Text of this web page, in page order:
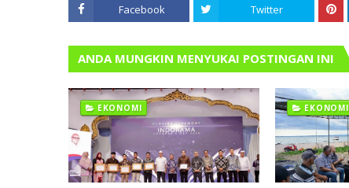
Facebook Twitter
ANDA MUNGKIN MENYUKAI POSTINGAN INI
EKONOMI EKONOMI